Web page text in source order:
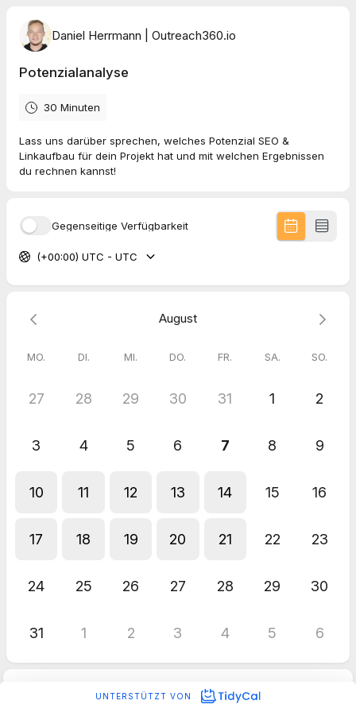
Daniel Herrmann | Outreach360.io
Potenzialanalyse
30 Minuten
Lass uns darüber sprechen, welches Potenzial SEO &
Linkaufbau für dein Projekt hat und mit welchen Ergebnissen
du rechnen kannst!
Gegenseitige Verfügbarkeit
(+00:00) UTC - UTC
August
MO. DI. MI. DO. FR. SA. SO.
27 28 29 30 31 1 2
3 4 5 6 7 8 9
10 11 12 13 14 15 16
17 18 19 20 21 22 23
24 25 26 27 28 29 30
31 1 2 3 4 5 6
UNTERSTÜTZT VON